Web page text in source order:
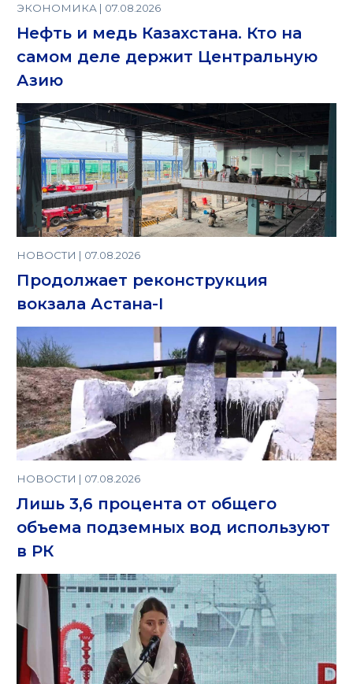
ЭКОНОМИКА | 07.08.2026
Нефть и медь Казахстана. Кто на
самом деле держит Центральную
Азию
НОВОСТИ | 07.08.2026
Продолжает реконструкция
вокзала Астана-I
НОВОСТИ | 07.08.2026
Лишь 3,6 процента от общего
объема подземных вод используют
в РК